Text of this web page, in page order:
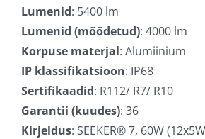
Lumenid: 5400 lm
Lumenid (mõõdetud): 4000 lm
Korpuse materjal: Alumiinium
IP klassifikatsioon: IP68
Sertifikaadid: R112/ R7/ R10
Garantii (kuudes): 36
Kirjeldus: SEEKER® 7, 60W